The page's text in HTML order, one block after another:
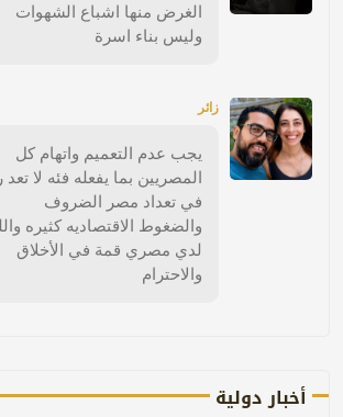
الغرض منها اشباع الشهوات
وليس بناء اسرة
زائر
يجب عدم التعميم واتهام كل
المصريين بما يفعله فئه لا تعد
في تعداد مصر الضروف
والضغوط الاقتصاديه كثيره
لدي مصري قمة في الأخلاق
والاحترام
أخبار دولية